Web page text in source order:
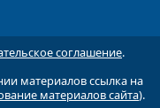
соглашение.
материалов ссылка на
материалов сайта).